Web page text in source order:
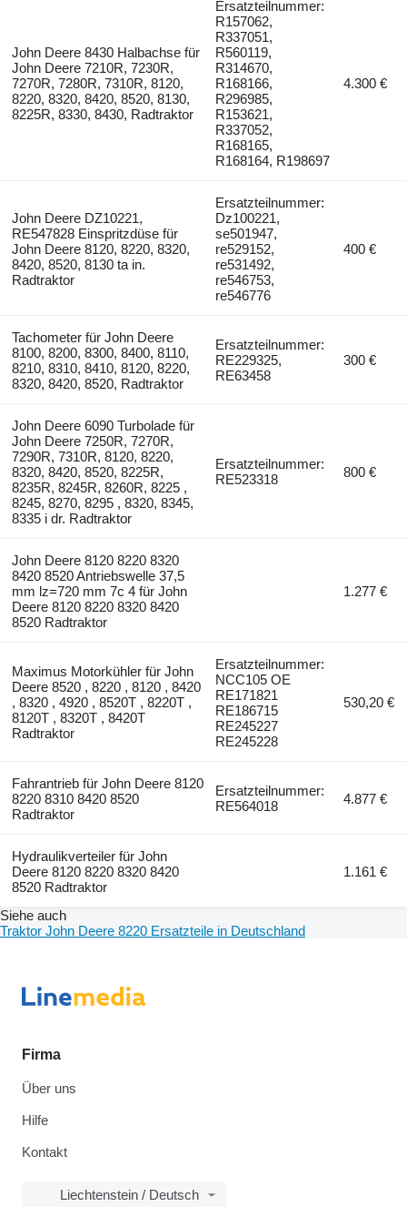
John Deere 8430 Halbachse für
John Deere 7210R, 7230R,
7270R, 7280R, 7310R, 8120,
8220, 8320, 8420, 8520, 8130,
8225R, 8330, 8430, Radtraktor
Ersatzteilnummer:
R157062,
R337051,
R560119,
R314670,
R168166,
R296985,
R153621,
R337052,
R168165,
R168164, R198697
4.300 €
John Deere DZ10221,
RE547828 Einspritzdüse für
John Deere 8120, 8220, 8320,
8420, 8520, 8130 ta in.
Radtraktor
Ersatzteilnummer:
Dz100221,
se501947,
re529152,
re531492,
re546753,
re546776
400 €
Tachometer für John Deere
8100, 8200, 8300, 8400, 8110,
8210, 8310, 8410, 8120, 8220,
8320, 8420, 8520, Radtraktor
Ersatzteilnummer:
RE229325,
RE63458
300 €
John Deere 6090 Turbolade für
John Deere 7250R, 7270R,
7290R, 7310R, 8120, 8220,
8320, 8420, 8520, 8225R,
8235R, 8245R, 8260R, 8225 ,
8245, 8270, 8295 , 8320, 8345,
8335 i dr. Radtraktor
Ersatzteilnummer:
RE523318
800 €
John Deere 8120 8220 8320
8420 8520 Antriebswelle 37,5
mm lz=720 mm 7c 4 für John
Deere 8120 8220 8320 8420
8520 Radtraktor
1.277 €
Maximus Motorkühler für John
Deere 8520 , 8220 , 8120 , 8420
, 8320 , 4920 , 8520T , 8220T ,
8120T , 8320T , 8420T
Radtraktor
Ersatzteilnummer:
NCC105 OE
RE171821
RE186715
RE245227
RE245228
530,20 €
Fahrantrieb für John Deere 8120
8220 8310 8420 8520
Radtraktor
Ersatzteilnummer:
RE564018
4.877 €
Hydraulikverteiler für John
Deere 8120 8220 8320 8420
8520 Radtraktor
1.161 €
Siehe auch
Traktor John Deere 8220 Ersatzteile in Deutschland
Firma
Über uns
Hilfe
Kontakt
Liechtenstein / Deutsch